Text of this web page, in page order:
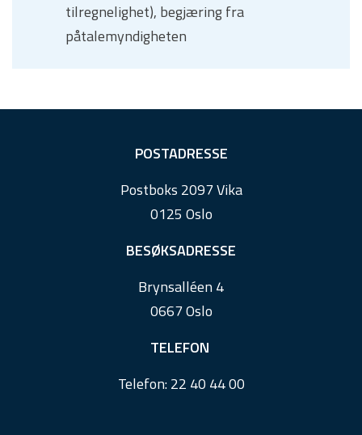
tilregnelighet), begjæring fra
påtalemyndigheten
POSTADRESSE
Postboks 2097 Vika
0125 Oslo
BESØKSADRESSE
Brynsalléen 4
0667 Oslo
TELEFON
Telefon:22 40 44 00